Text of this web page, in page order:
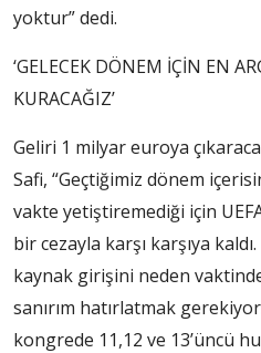
yoktur” dedi.
‘GELECEK DÖNEM İÇİN EN
KURACAĞIZ’
Geliri 1 milyar euroya
Safi, “Geçtiğimiz dönem
vakte yetiştiremediği için
bir cezayla karşı karşıya
kaynak girişini neden
sanırım hatırlatmak
kongrede 11,12 ve 13’üncü